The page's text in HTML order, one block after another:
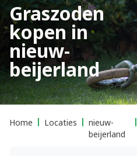
Graszoden
kopen in
nieuw-
beijerland
Home Locaties
nieuw-
beijerland